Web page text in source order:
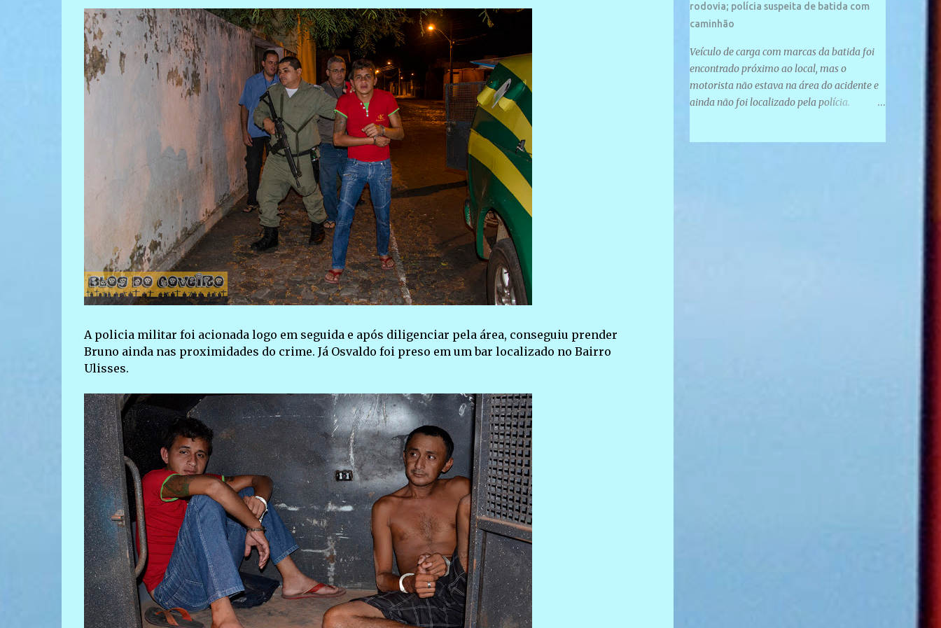
A policia militar foi acionada logo em seguida e após diligenciar pela área, conseguiu prender
Bruno ainda nas proximidades do crime. Já Osvaldo foi preso em um bar localizado no Bairro
Ulisses.
rodovia; polícia suspeita de batida com
caminhão
Veículo de carga com marcas da batida foi
encontrado próximo ao local, mas o
motorista não estava na área do acidente e
ainda não foi localizado pela polícia.